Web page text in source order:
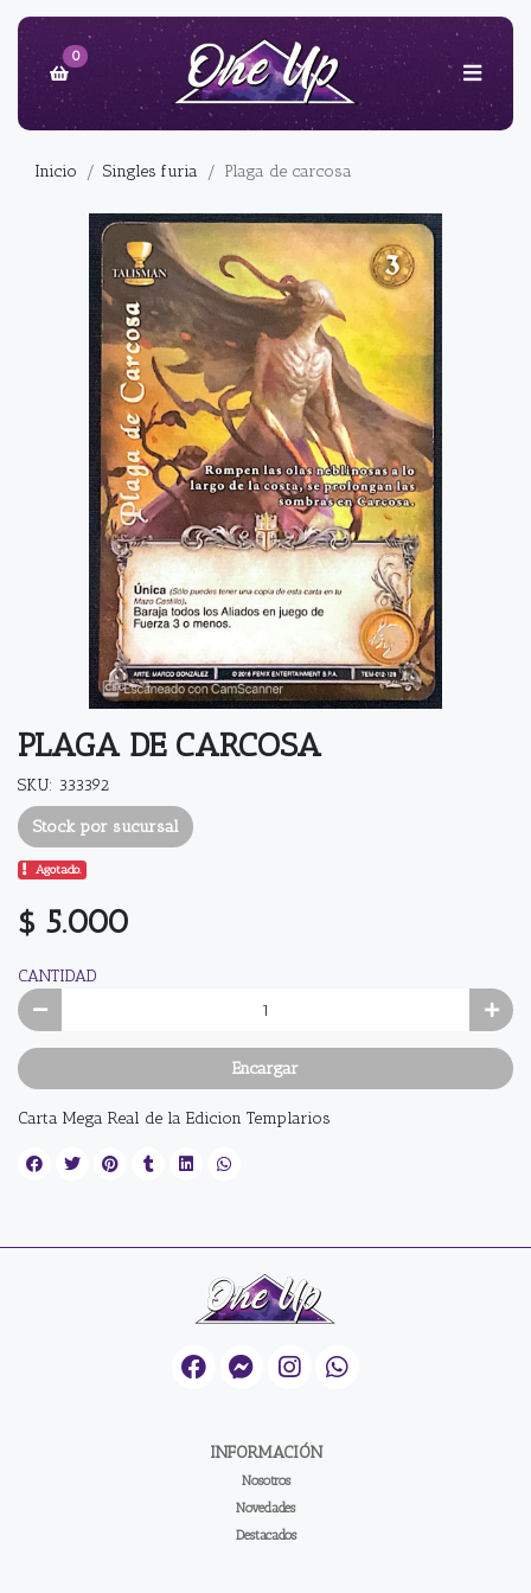
0
Inicio Singles furia Plaga de carcosa
PLAGA DE CARCOSA
SKU: 333392
Stock por sucursal
Agotado.
$ 5.000
CANTIDAD
Encargar
Carta Mega Real de la Edicion Templarios
INFORMACIÓN
Nosotros
Novedades
Destacados